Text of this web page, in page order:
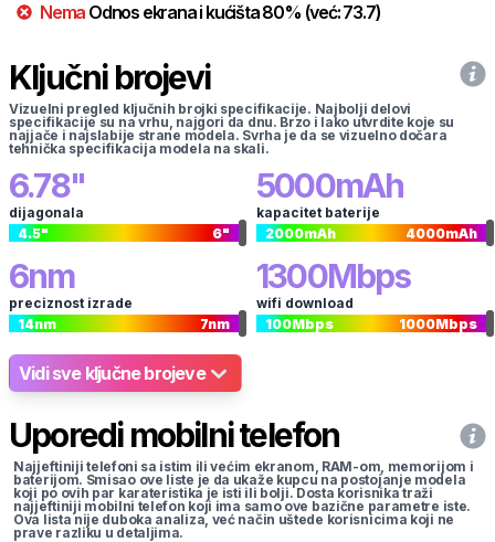
Nema Odnos ekrana i kućišta80% (već:73.7)
Ključni brojevi
Vizuelni pregled ključnih brojki specifikacije. Najbolji delovi
specifikacije su na vrhu, najgori da dnu. Brzo i lako utvrdite koje su
najjače i najslabije strane modela. Svrha je da se vizuelno dočara
tehnička specifikacija modela na skali.
6.78"
dijagonala
4.5" 6"
5000mAh
kapacitet baterije
2000mAh 4000mAh
6nm
preciznost izrade
14nm 7nm
1300Mbps
wifi download
100Mbps 1000Mbps
Vidi sve ključne brojeve
Uporedi mobilni telefon
Najjeftiniji telefoni sa istim ili većim ekranom, RAM-om, memorijom i
baterijom. Smisao ove liste je da ukaže kupcu na postojanje modela
koji po ovih par karateristika je isti ili bolji. Dosta korisnika traži
najjeftiniji mobilni telefon koji ima samo ove bazične parametre iste.
Ova lista nije duboka analiza, već način uštede korisnicima koji ne
prave razliku u detaljima.